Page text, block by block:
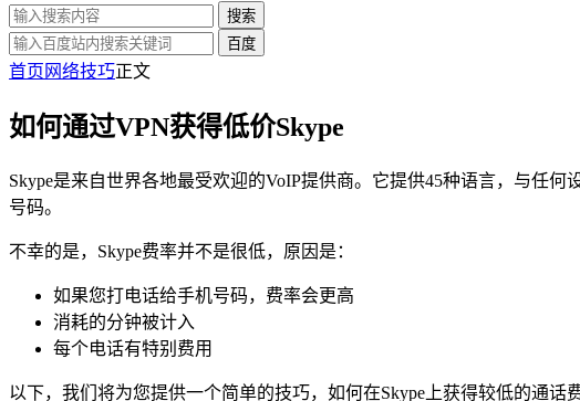
搜索
百度
首页 网络技巧正文
如何通过VPN获得低价Skype
Skype是来自世界各地最受欢迎的VoIP提供商。它提供45种语言，与任
号码。
不幸的是，Skype费率并不是很低，原因是：
如果您打电话给手机号码，费率会更高
消耗的分钟被计入
每个电话有特别费用
以下，我们将为您提供一个简单的技巧，如何在Skype上获得较低的通话费